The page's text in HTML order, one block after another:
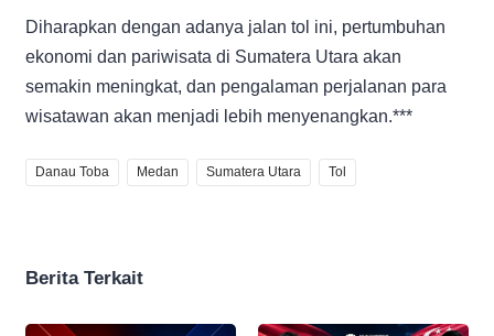
Diharapkan dengan adanya jalan tol ini, pertumbuhan
ekonomi dan pariwisata di Sumatera Utara akan
semakin meningkat, dan pengalaman perjalanan para
wisatawan akan menjadi lebih menyenangkan.***
Danau Toba Medan Sumatera Utara Tol
Berita Terkait